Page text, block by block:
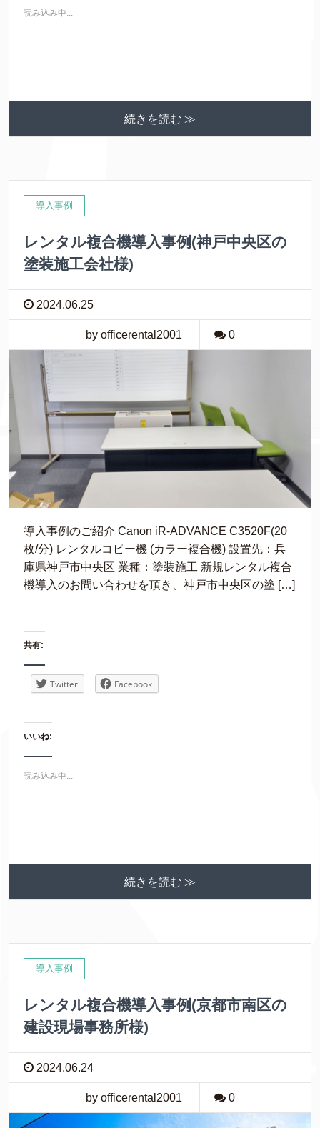
読み込み中...
続きを読む ≫
導入事例
レンタル複合機導入事例(神戸中央区の
塗装施工会社様)
2024.06.25
by officerental2001 0
導入事例のご紹介 Canon iR-ADVANCE C3520F(20
枚/分) レンタルコピー機 (カラー複合機) 設置先：兵
庫県神戸市中央区 業種：塗装施工 新規レンタル複合
機導入のお問い合わせを頂き、神戸市中央区の塗 […]
共有:
Twitter Facebook
いいね:
読み込み中...
続きを読む ≫
導入事例
レンタル複合機導入事例(京都市南区の
建設現場事務所様)
2024.06.24
by officerental2001 0